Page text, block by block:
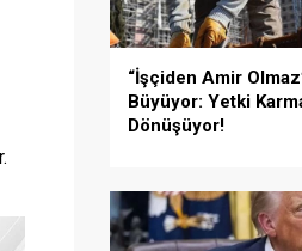
“İşçiden Amir
Büyüyor: Yetki
Dönüşüyor!